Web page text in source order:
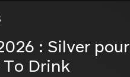
: Silver pour
Drink